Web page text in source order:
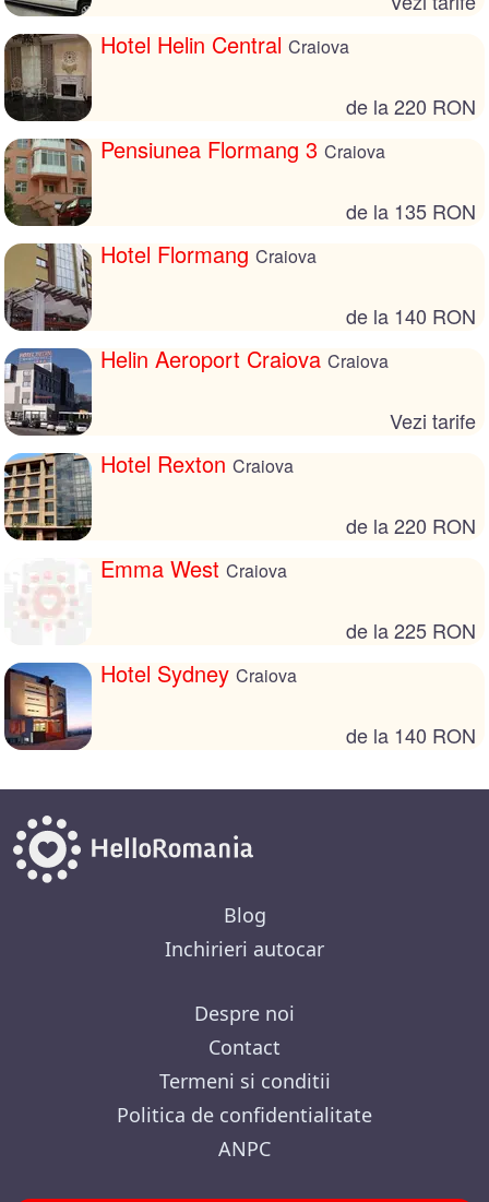
Hotel Helin Central Craiova
de la 220 RON
Pensiunea Flormang 3 Craiova
de la 135 RON
Hotel Flormang Craiova
de la 140 RON
Helin Aeroport Craiova Craiova
Vezi tarife
Hotel Rexton Craiova
de la 220 RON
Emma West Craiova
de la 225 RON
Hotel Sydney Craiova
de la 140 RON
Blog
Inchirieri autocar
Despre noi
Contact
Termeni si conditii
Politica de confidentialitate
ANPC